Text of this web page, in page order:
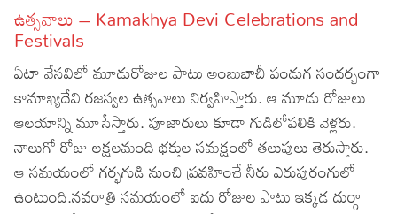
ఉత్సవాలు – Kamakhya Devi Celebrations and
Festivals
ఏటా వేసవిలో మూడురోజుల పాటు అంబుబాచీ పండుగ సందర్భంగా
కామాఖ్యదేవి రజస్వల ఉత్సవాలు నిర్వహిస్తారు. ఆ మూడు రోజులు
ఆలయాన్ని మూసేస్తారు. పూజారులు కూడా గుడిలోపలికి వెళ్లరు.
నాలుగో రోజు లక్షలమంది భక్తుల సమక్షంలో తలుపులు తెరుస్తారు.
ఆ సమయంలో గర్భగుడి నుంచి ప్రవహించే నీరు ఎరుపురంగులో
ఉంటుంది.నవరాత్రి సమయంలో ఐదు రోజుల పాటు ఇక్కడ దుర్గా